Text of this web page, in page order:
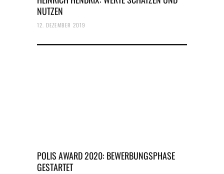
NUTZEN
12. DEZEMBER 2019
POLIS AWARD 2020: BEWERBUNGSPHASE
GESTARTET